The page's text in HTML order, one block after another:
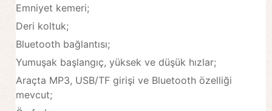
Emniyet kemeri;
Deri koltuk;
Bluetooth bağlantısı;
Yumuşak başlangıç, yüksek ve düşük hızlar;
Araçta MP3, USB/TF girişi ve Bluetooth özelliği
mevcut;